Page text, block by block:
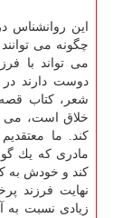
این روانشناس
چگونه می
می تواند با
دوست دارند در
شعر، كتاب
خلاق است، می
كند. ما معتقدیم
مادری كه یك
كند و خودش به
نهایت فرزند
زیادی نسبت به